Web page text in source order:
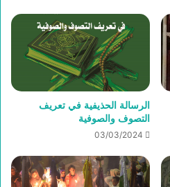
الرسالة الحذيفية في تعريف
التصوف والصوفية
03/03/2024